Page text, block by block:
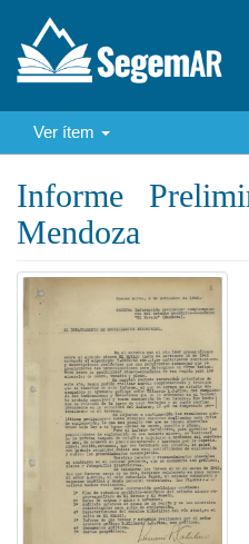
Ver ítem
Informe
Mendoza